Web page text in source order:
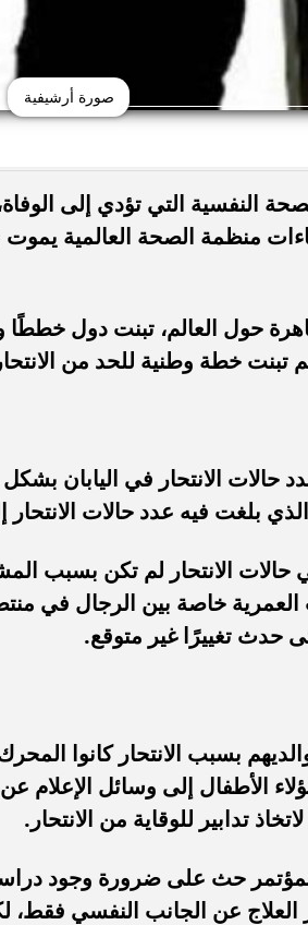
صورة أرشيفية
النفسية التي تؤدي إلى
حول العالم، تبنت دول خططًا
بلغت فيه عدد حالات الانتحار إلى أكثر
الانتحار لم تكن بسبب
خاصة بين الرجال في
حدث تغييرًا غير متوقع.
بسبب الانتحار كانوا
تدابير للوقاية من الانتحار.
حث على ضرورة وجود
العلاج عن الجانب النفسي